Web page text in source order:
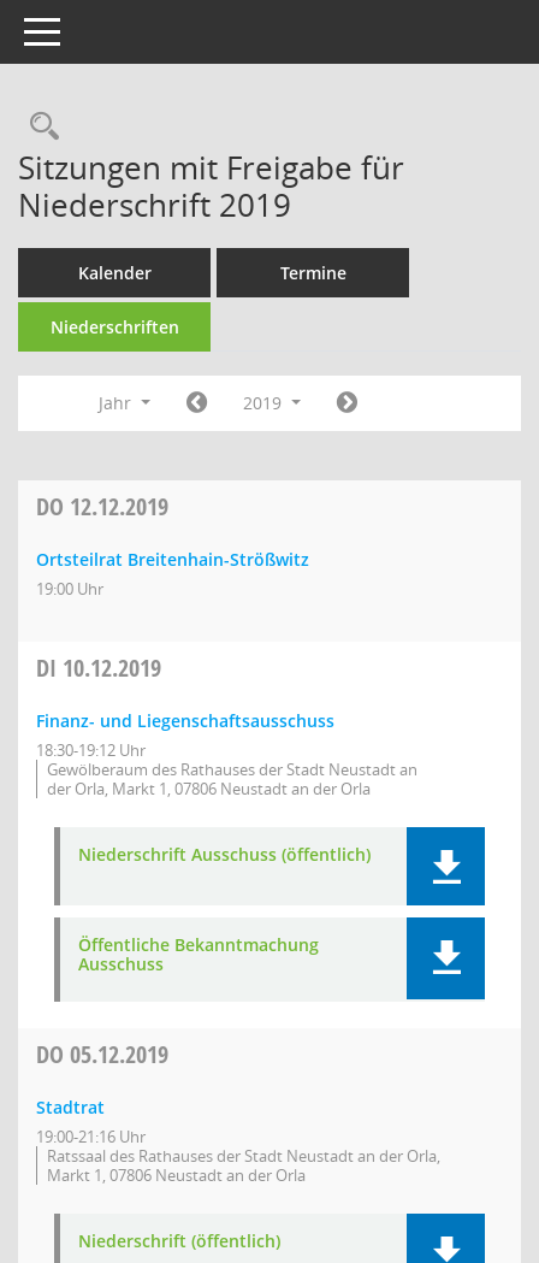
Toggle navigation
Rechercheauswahl
Sitzungen mit Freigabe für
Niederschrift 2019
Kalender Termine
Niederschriften
Jahr 2019
DO 12.12.2019
Ortsteilrat Breitenhain-Strößwitz
19:00 Uhr
DI 10.12.2019
Finanz- und Liegenschaftsausschuss
18:30-19:12 Uhr
Gewölberaum des Rathauses der Stadt Neustadt an
der Orla, Markt 1, 07806 Neustadt an der Orla
Niederschrift Ausschuss (öffentlich)
Öffentliche Bekanntmachung
Ausschuss
DO 05.12.2019
Stadtrat
19:00-21:16 Uhr
Ratssaal des Rathauses der Stadt Neustadt an der Orla,
Markt 1, 07806 Neustadt an der Orla
Niederschrift (öffentlich)